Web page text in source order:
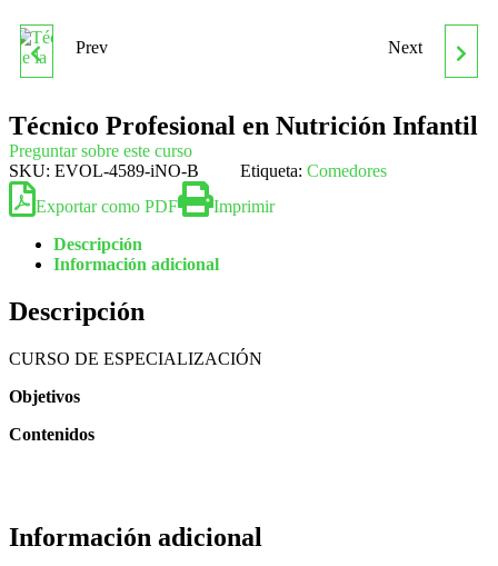
TÉCNICO PROFESIONAL
PRÁCTICA DEPORTIVA
Prev TÉCNICO PROFESIONAL
PLANIFICACIÓN DE
Next
Técnico Profesional en Nutrición Infantil
Preguntar sobre este curso
SKU: EVOL-4589-iNO-B Etiqueta: Comedores
Exportar como PDF
Imprimir
Descripción
Información adicional
Descripción
CURSO DE ESPECIALIZACIÓN
Objetivos
Contenidos
Información adicional